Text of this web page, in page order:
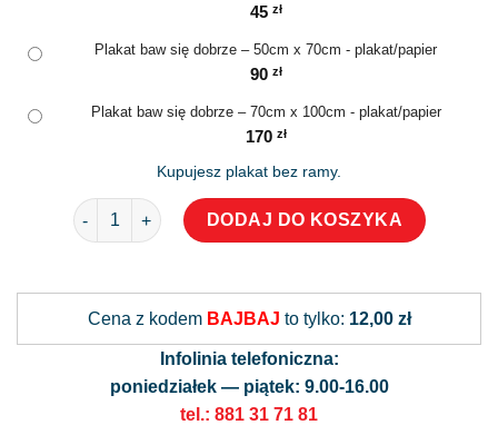
45 zł
Plakat baw się dobrze – 50cm x 70cm - plakat/papier
90 zł
Plakat baw się dobrze – 70cm x 100cm - plakat/papier
170 zł
Kupujesz plakat bez ramy.
ilość Plakat baw się dobrze
DODAJ DO KOSZYKA
Cena z kodem BAJBAJ to tylko: 12,00 zł
Infolinia telefoniczna:
poniedziałek — piątek: 9.00-16.00
tel.: 881 31 71 81